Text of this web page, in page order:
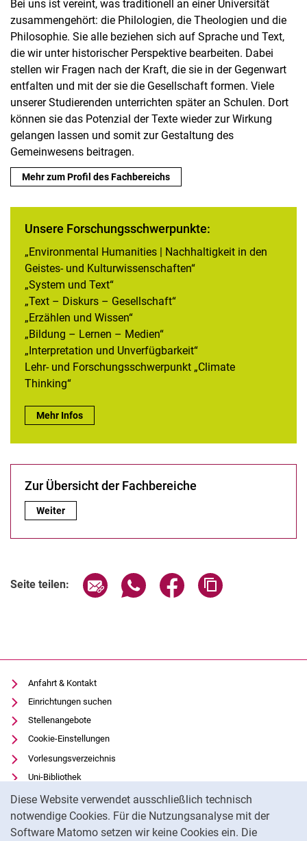
Diese Website verwendet ausschließlich technisch
notwendige Cookies. Für die Nutzungsanalyse mit der
Software Matomo setzen wir keine Cookies ein. Die
Bei uns ist vereint, was traditionell an einer Universität
zusammengehört: die Philologien, die Theologien und die
Philosophie. Sie alle beziehen sich auf Sprache und Text,
die wir unter historischer Perspektive bearbeiten. Dabei
stellen wir Fragen nach der Kraft, die sie in der Gegenwart
entfalten und mit der sie die Gesellschaft formen. Viele
unserer Studierenden unterrichten später an Schulen. Dort
können sie das Potenzial der Texte wieder zur Wirkung
gelangen lassen und somit zur Gestaltung des
Gemeinwesens beitragen.
Mehr zum Profil des Fachbereichs
Unsere Forschungsschwerpunkte:
„Environmental Humanities | Nachhaltigkeit in den
Geistes- und Kulturwissenschaften“
„System und Text“
„Text – Diskurs – Gesellschaft“
„Erzählen und Wissen“
„Bildung – Lernen – Medien“
„Interpretation und Unverfügbarkeit“
Lehr- und Forschungsschwerpunkt „Climate
Thinking“
Unsere Forschungsschwerpunkte::
Mehr Infos
Zur Übersicht der Fachbereiche
Zur Übersicht der Fachbereiche:
Weiter
Seite teilen: Seite über E-Mail teilen
Seite über WhatsApp teilen
Seite über Facebook
Anfahrt & Kontakt
Einrichtungen suchen
Stellenangebote
Cookie-Einstellungen
Vorlesungsverzeichnis
Uni-Bibliothek
Moodle
Panopto
Datenschutz